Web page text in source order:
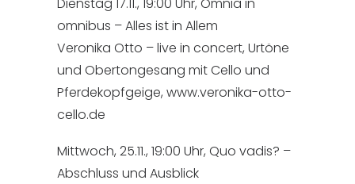
omnibus – Alles ist in Allem
Veronika Otto – live in concert, Urtöne
und Obertongesang mit Cello und
Pferdekopfgeige, www.veronika-otto-
cello.de
Mittwoch, 25.11., 19:00 Uhr, Quo vadis? –
Abschluss und Ausblick